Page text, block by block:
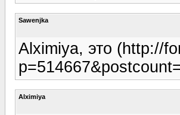
Sawenjka
Alximiya, это (http://
Alximiya